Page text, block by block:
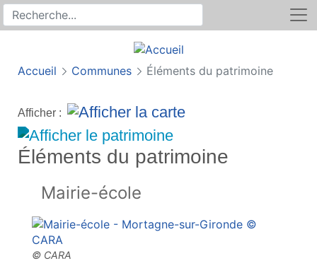
Recherche sur le site
Rechercher
Accueil Communes Éléments du patrimoine
Afficher :
Éléments du patrimoine
Mairie-école